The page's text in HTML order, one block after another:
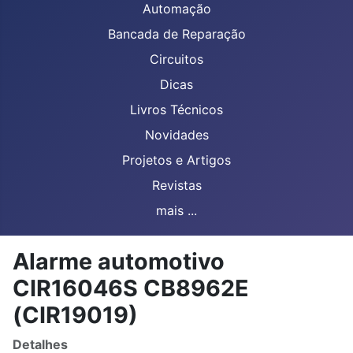
Automação
Bancada de Reparação
Circuitos
Dicas
Livros Técnicos
Novidades
Projetos e Artigos
Revistas
mais ...
Alarme automotivo
CIR16046S CB8962E
(CIR19019)
Detalhes